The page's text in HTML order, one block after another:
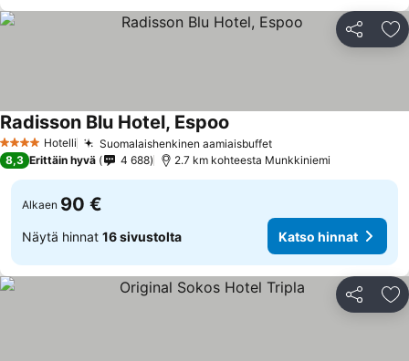
Jaa
4 Tähtiluokitus
Hotelli Suomalaishenkinen aamiaisbuffet
Radisson Blu Hotel, Espoo
8,3 Erittäin hyvä 4 688 2.7 km kohteesta Munkkiniemi
Alkaen 90 €
Näytä hinnat 16 sivustolta Katso hinnat
Jaa